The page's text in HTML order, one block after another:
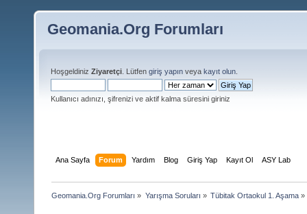
Geomania.Org Forumları
Hoşgeldiniz Ziyaretçi . Lütfen giriş yapın veya kayıt olun
Kullanıcı adınızı, şifrenizi ve aktif kalma süresini giriniz
Ana Sayfa Forum Yardım Blog Giriş Yap Kayıt Ol ASY Lab
Geomania.Org Forumları » Yarışma Soruları » Tübitak Ortaokul 1. Aşama»